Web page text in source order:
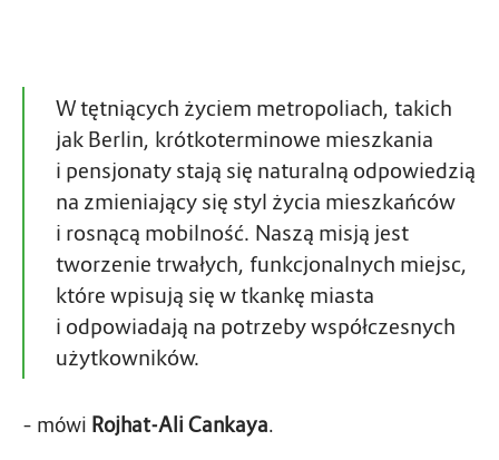
W tętniących życiem metropoliach, takich
jak Berlin, krótkoterminowe mieszkania
i pensjonaty stają się naturalną odpowiedzią
na zmieniający się styl życia mieszkańców
i rosnącą mobilność. Naszą misją jest
tworzenie trwałych, funkcjonalnych miejsc,
które wpisują się w tkankę miasta
i odpowiadają na potrzeby współczesnych
użytkowników.
– mówi Rojhat-Ali Cankaya.